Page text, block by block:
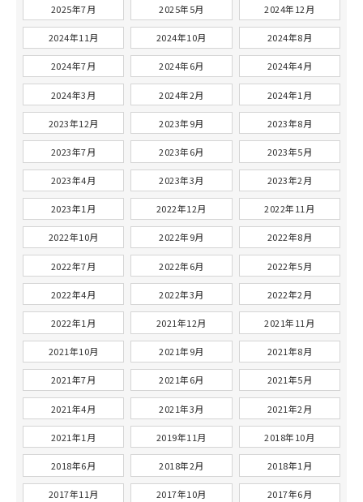
2025年7月 2025年5月 2024年12月
2024年11月 2024年10月 2024年8月
2024年7月 2024年6月 2024年4月
2024年3月 2024年2月 2024年1月
2023年12月 2023年9月 2023年8月
2023年7月 2023年6月 2023年5月
2023年4月 2023年3月 2023年2月
2023年1月 2022年12月 2022年11月
2022年10月 2022年9月 2022年8月
2022年7月 2022年6月 2022年5月
2022年4月 2022年3月 2022年2月
2022年1月 2021年12月 2021年11月
2021年10月 2021年9月 2021年8月
2021年7月 2021年6月 2021年5月
2021年4月 2021年3月 2021年2月
2021年1月 2019年11月 2018年10月
2018年6月 2018年2月 2018年1月
2017年11月 2017年10月 2017年6月